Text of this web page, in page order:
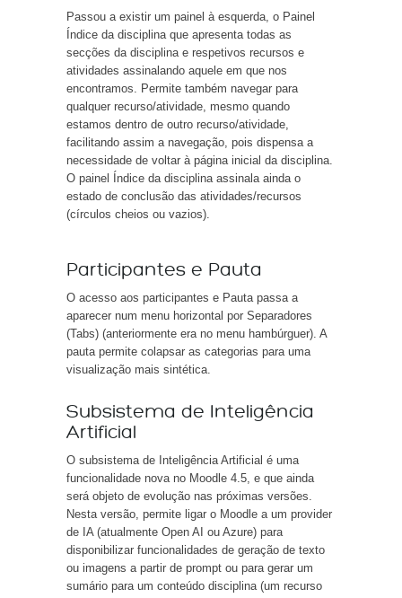
Passou a existir um painel à esquerda, o Painel
Índice da disciplina que apresenta todas as
secções da disciplina e respetivos recursos e
atividades assinalando aquele em que nos
encontramos. Permite também navegar para
qualquer recurso/atividade, mesmo quando
estamos dentro de outro recurso/atividade,
facilitando assim a navegação, pois dispensa a
necessidade de voltar à página inicial da disciplina.
O painel Índice da disciplina assinala ainda o
estado de conclusão das atividades/recursos
(círculos cheios ou vazios).
Participantes e Pauta
O acesso aos participantes e Pauta passa a
aparecer num menu horizontal por Separadores
(Tabs) (anteriormente era no menu hambúrguer). A
pauta permite colapsar as categorias para uma
visualização mais sintética.
Subsistema de Inteligência
Artificial
O subsistema de Inteligência Artificial é uma
funcionalidade nova no Moodle 4.5, e que ainda
será objeto de evolução nas próximas versões.
Nesta versão, permite ligar o Moodle a um provider
de IA (atualmente Open AI ou Azure) para
disponibilizar funcionalidades de geração de texto
ou imagens a partir de prompt ou para gerar um
sumário para um conteúdo disciplina (um recurso